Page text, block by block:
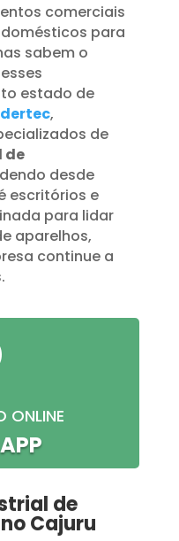
comerciais
para
sabem o
estado de
,
de
de
desde
escritórios e
para lidar
aparelhos,
continue a
ONLINE
de
Cajuru